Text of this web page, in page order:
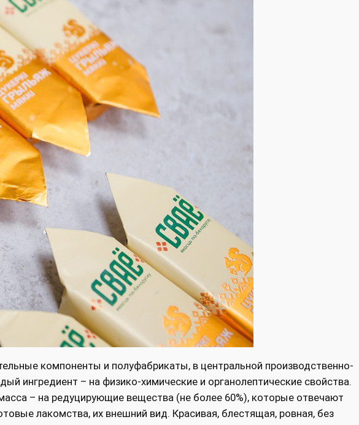
компоненты и полуфабрикаты, в центральной производственно-
ингредиент – на физико-химические и органолептические свойства.
– на редуцирующие вещества (не более 60%), которые отвечают
лакомства, их внешний вид. Красивая, блестящая, ровная, без